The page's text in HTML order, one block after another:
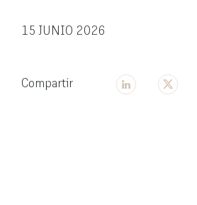
15 JUNIO 2026
Compartir